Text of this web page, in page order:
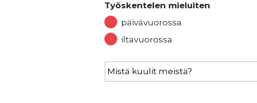
Työskentelen mieluiten
päivävuorossa
iltavuorossa